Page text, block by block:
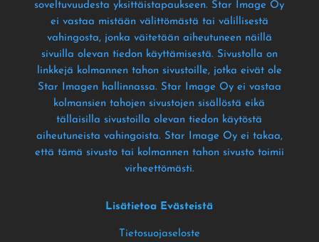
soveltuvuudesta yksittäistapaukseen. Star Image Oy
ei vastaa mistään välittömästä tai välillisestä
vahingosta, jonka väitetään aiheutuneen näillä
sivuilla olevan tiedon käyttämisestä. Sivustolla on
linkkejä kolmannen tahon sivustoille, jotka eivät ole
Star Imagen hallinnassa. Star Image Oy ei vastaa
kolmansien tahojen sivustojen sisällöstä eikä
tällaisilla sivustoilla olevan tiedon käytöstä
aiheutuneista vahingoista. Star Image Oy ei takaa,
että tämä sivusto tai kolmannen tahon sivusto toimii
virheettömästi.
Lisätietoa Evästeistä
Tietosuojaseloste